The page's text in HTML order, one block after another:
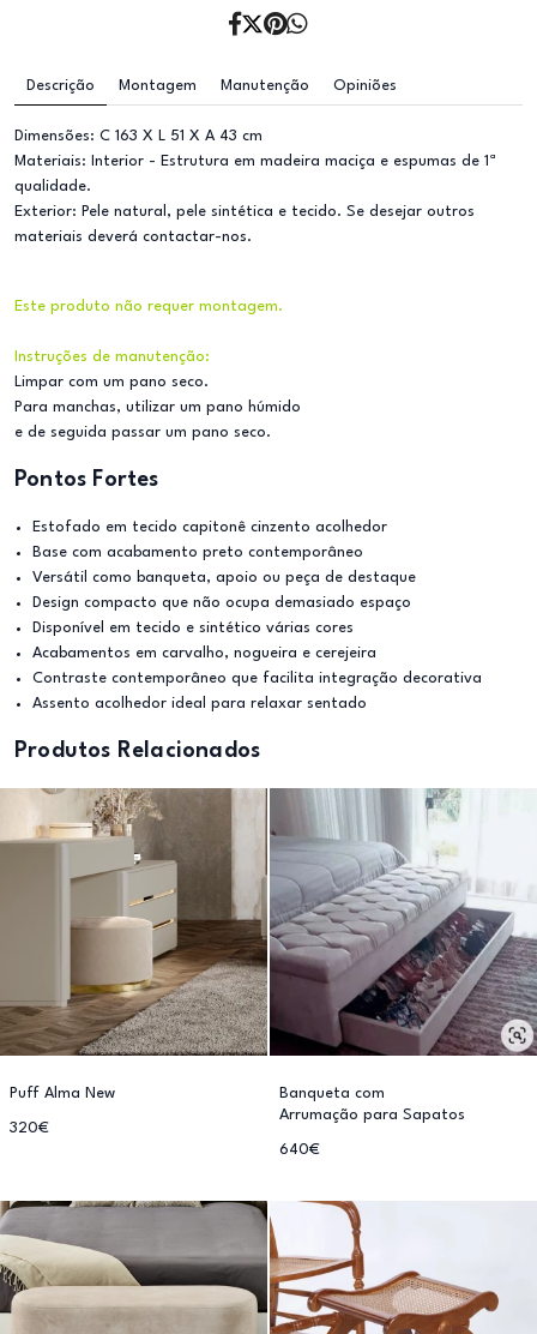
Descrição Montagem Manutenção Opiniões
Dimensões: C 163 X L 51 X A 43 cm
Materiais: Interior - Estrutura em madeira maciça e espumas de 1ª
qualidade.
Exterior: Pele natural, pele sintética e tecido. Se desejar outros
materiais deverá contactar-nos.
Este produto não requer montagem.
Instruções de manutenção:
Limpar com um pano seco.
Para manchas, utilizar um pano húmido
e de seguida passar um pano seco.
Pontos Fortes
Estofado em tecido capitonê cinzento acolhedor
Base com acabamento preto contemporâneo
Versátil como banqueta, apoio ou peça de destaque
Design compacto que não ocupa demasiado espaço
Disponível em tecido e sintético várias cores
Acabamentos em carvalho, nogueira e cerejeira
Contraste contemporâneo que facilita integração decorativa
Assento acolhedor ideal para relaxar sentado
Produtos Relacionados
Puff Alma New
320€
Banqueta com
Arrumação para Sapatos
640€